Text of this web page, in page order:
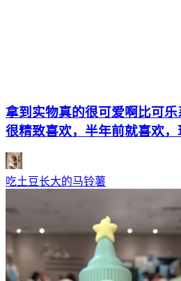
拿到实物真的很可爱啊比可
很精致喜欢，半年前就喜欢，
吃土豆长大的马铃薯